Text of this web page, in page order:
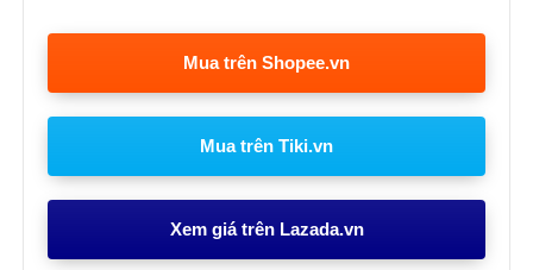
Mua trên Shopee.vn
Mua trên Tiki.vn
Xem giá trên Lazada.vn